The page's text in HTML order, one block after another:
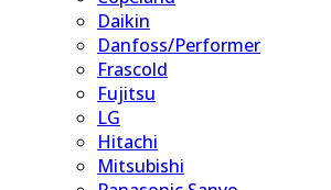
Daikin
Danfoss/Performer
Frascold
Fujitsu
LG
Hitachi
Mitsubishi